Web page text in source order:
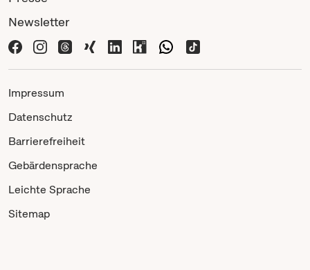
Newsletter
Impressum
Datenschutz
Barrierefreiheit
Gebärdensprache
Leichte Sprache
Sitemap